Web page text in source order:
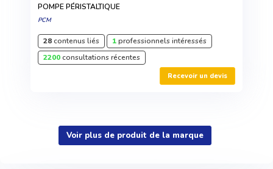
POMPE PÉRISTALTIQUE
PCM
28contenus liés 1professionnels intéressés
2200consultations récentes
Recevoir un devis
Voir plus de produit de la marque